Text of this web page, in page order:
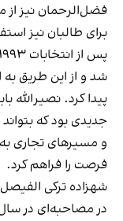
فضل‌الرحمان نیز
برای طالبان نیز
شد و از این طریق
پیدا کرد. نصیرالله
جدیدی بود که
و مسیرهای تجاری به
فرصت را فراهم کرد.
شهزاده ترکی